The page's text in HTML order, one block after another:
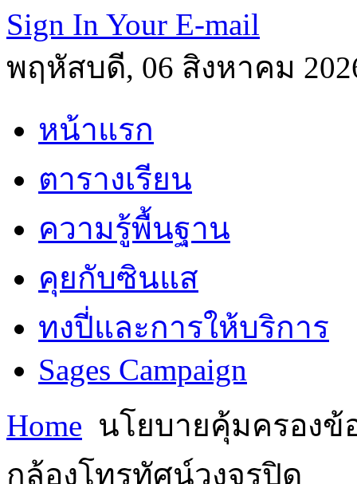
Sign In Your E-mail
พฤหัสบดี, 06 สิงหาคม
หน้าแรก
ตารางเรียน
ความรู้พื้นฐาน
คุยกับซินแส
ทงปี่และการให้บริการ
Sages Campaign
Home นโยบายคุ้มครองข้
กล้องโทรทัศน์วงจรปิด